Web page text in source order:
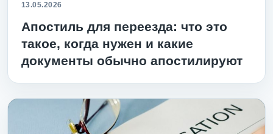
13.05.2026
Апостиль для переезда: что это
такое, когда нужен и какие
документы обычно апостилируют